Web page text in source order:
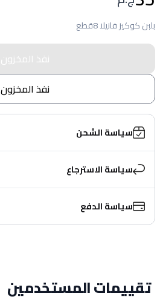
بلبن كوكيز فانيلا 8قطع
نفذ المخزون
نفذ المخزون
سياسة الشحن
سياسة الاسترجاع
سياسة الدفع
تقييمات المستخدمين